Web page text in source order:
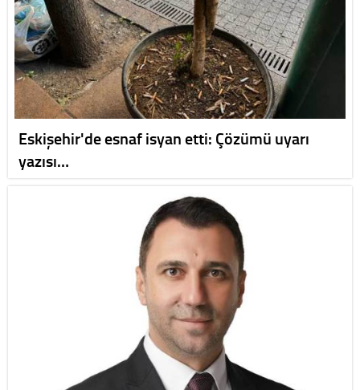
Eskişehir'de esnaf isyan etti: Çözümü uyarı
yazısı…